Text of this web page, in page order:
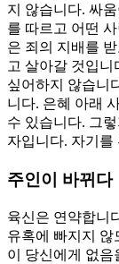
지 않습니다. 싸
를 따르고 어떤
은 죄의 지배를
고 살아갈 것입니
싶어하지 않습니
니다. 은혜 아래
수 있습니다. 그
자입니다. 자기를
주인이 바뀌다
육신은 연약합니
유혹에 빠지지 않
이 당신에게 없음